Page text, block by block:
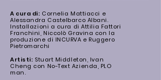
A cura di: Cornelia Mattiacci e
Alessandra Castelbarco Albani.
Installazioni a cura di Attilia Fattori
Franchini, Niccolò Gravina con la
produzione di INCURVA e Ruggero
Pietromarchi
Artisti: Stuart Middleton, Ivan
Cheng con No-Text Azienda, PLO
man.